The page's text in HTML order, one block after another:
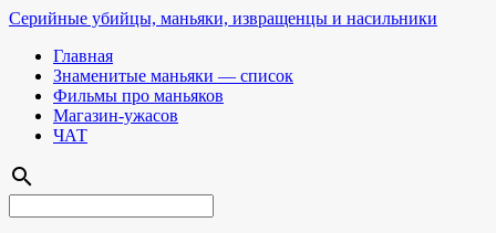
Серийные убийцы, маньяки, извращенцы и насильники
Главная
Знаменитые маньяки — список
Фильмы про маньяков
Магазин-ужасов
ЧАТ
search